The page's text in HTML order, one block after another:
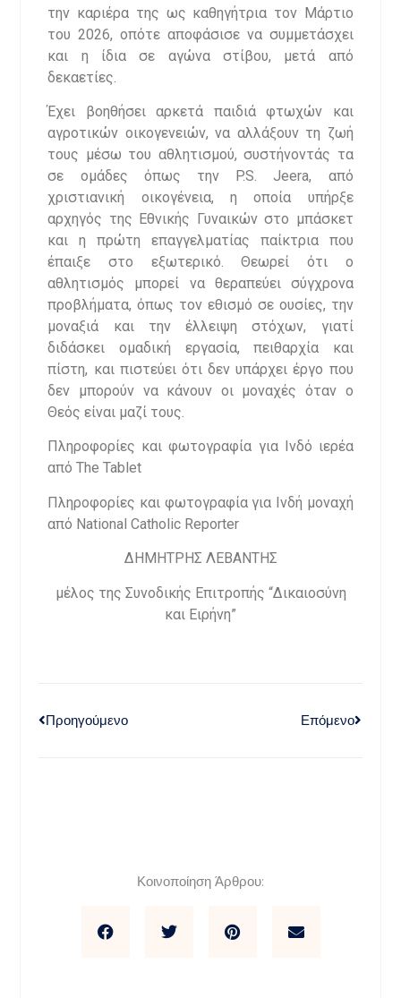
την καριέρα της ως καθηγήτρια τον Μάρτιο
του 2026, οπότε αποφάσισε να συμμετάσχει
και η ίδια σε αγώνα στίβου, μετά από
δεκαετίες.
Έχει βοηθήσει αρκετά παιδιά φτωχών και
αγροτικών οικογενειών, να αλλάξουν τη ζωή
τους μέσω του αθλητισμού, συστήνοντάς τα
σε ομάδες όπως την P.S. Jeera, από
χριστιανική οικογένεια, η οποία υπήρξε
αρχηγός της Εθνικής Γυναικών στο μπάσκετ
και η πρώτη επαγγελματίας παίκτρια που
έπαιξε στο εξωτερικό. Θεωρεί ότι ο
αθλητισμός μπορεί να θεραπεύει σύγχρονα
προβλήματα, όπως τον εθισμό σε ουσίες, την
μοναξιά και την έλλειψη στόχων, γιατί
διδάσκει ομαδική εργασία, πειθαρχία και
πίστη, και πιστεύει ότι δεν υπάρχει έργο που
δεν μπορούν να κάνουν οι μοναχές όταν ο
Θεός είναι μαζί τους.
Πληροφορίες και φωτογραφία για Ινδό ιερέα
από The Tablet
Πληροφορίες και φωτογραφία για Ινδή μοναχή
από National Catholic Reporter
ΔΗΜΗΤΡΗΣ ΛΕΒΑΝΤΗΣ
μέλος της Συνοδικής Επιτροπής “Δικαιοσύνη
και Ειρήνη”
Προηγούμενο Επόμενο
Κοινοποίηση Άρθρου: